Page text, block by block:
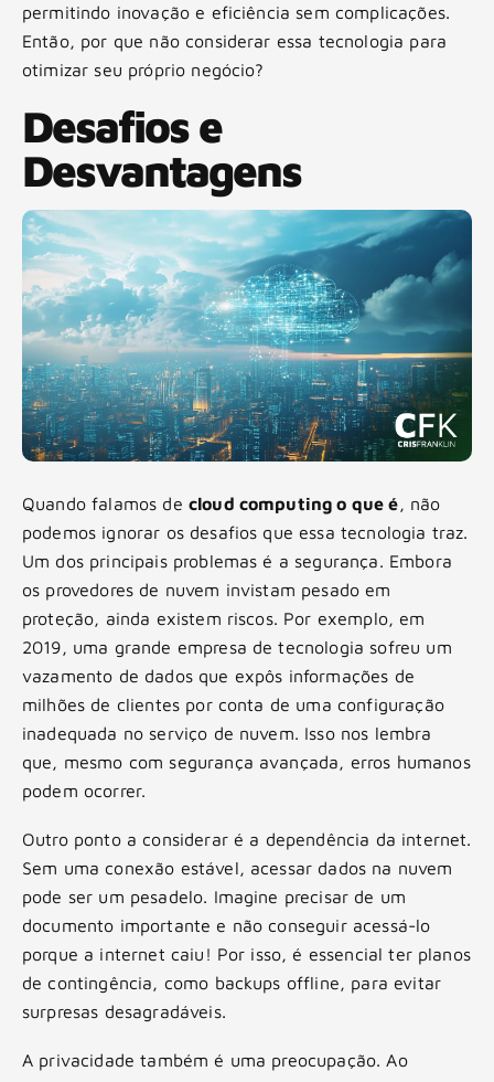
permitindo inovação e eficiência sem complicações.
Então, por que não considerar essa tecnologia para
otimizar seu próprio negócio?
Desafios e
Desvantagens
Quando falamos de cloud computing o que é, não
podemos ignorar os desafios que essa tecnologia traz.
Um dos principais problemas é a segurança. Embora
os provedores de nuvem invistam pesado em
proteção, ainda existem riscos. Por exemplo, em
2019, uma grande empresa de tecnologia sofreu um
vazamento de dados que expôs informações de
milhões de clientes por conta de uma configuração
inadequada no serviço de nuvem. Isso nos lembra
que, mesmo com segurança avançada, erros humanos
podem ocorrer.
Outro ponto a considerar é a dependência da internet.
Sem uma conexão estável, acessar dados na nuvem
pode ser um pesadelo. Imagine precisar de um
documento importante e não conseguir acessá-lo
porque a internet caiu! Por isso, é essencial ter planos
de contingência, como backups offline, para evitar
surpresas desagradáveis.
A privacidade também é uma preocupação. Ao